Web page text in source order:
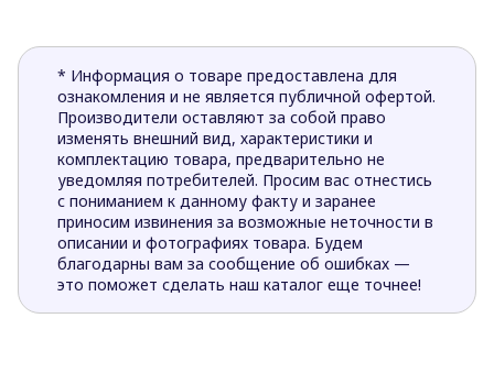
* Информация о товаре предоставлена для
ознакомления и не является публичной офертой.
Производители оставляют за собой право
изменять внешний вид, характеристики и
комплектацию товара, предварительно не
уведомляя потребителей. Просим вас отнестись
с пониманием к данному факту и заранее
приносим извинения за возможные неточности в
описании и фотографиях товара. Будем
благодарны вам за сообщение об ошибках —
это поможет сделать наш каталог еще точнее!